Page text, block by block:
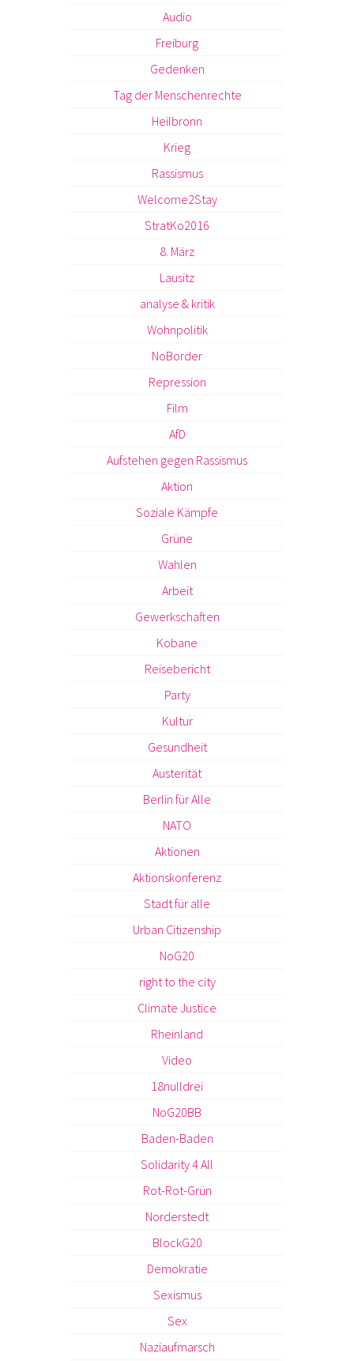
Audio
Freiburg
Gedenken
Tag der Menschenrechte
Heilbronn
Krieg
Rassismus
Welcome2Stay
StratKo2016
8. März
Lausitz
analyse & kritik
Wohnpolitik
NoBorder
Repression
Film
AfD
Aufstehen gegen Rassismus
Aktion
Soziale Kämpfe
Grüne
Wahlen
Arbeit
Gewerkschaften
Kobane
Reisebericht
Party
Kultur
Gesundheit
Austerität
Berlin für Alle
NATO
Aktionen
Aktionskonferenz
Stadt für alle
Urban Citizenship
NoG20
right to the city
Climate Justice
Rheinland
Video
18nulldrei
NoG20BB
Baden-Baden
Solidarity 4 All
Rot-Rot-Grün
Norderstedt
BlockG20
Demokratie
Sexismus
Sex
Naziaufmarsch